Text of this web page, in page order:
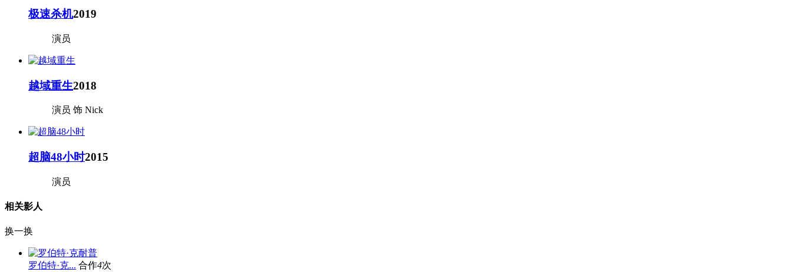
极速杀机2019
演员
越域重生2018
演员 饰 Nick
超脑48小时2015
演员
相关影人
换一换
罗伯特·克... 合作4次